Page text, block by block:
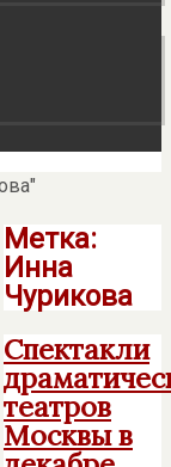
Метка:
Инна
Чурикова
Спектакли
театров
Москвы в